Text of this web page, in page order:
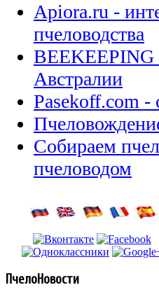
Apiora.ru -
пчеловодства
BEEKEEPING
Австралии
Pasekoff.com -
Собираем
пчеловодом
ПчелоНовости